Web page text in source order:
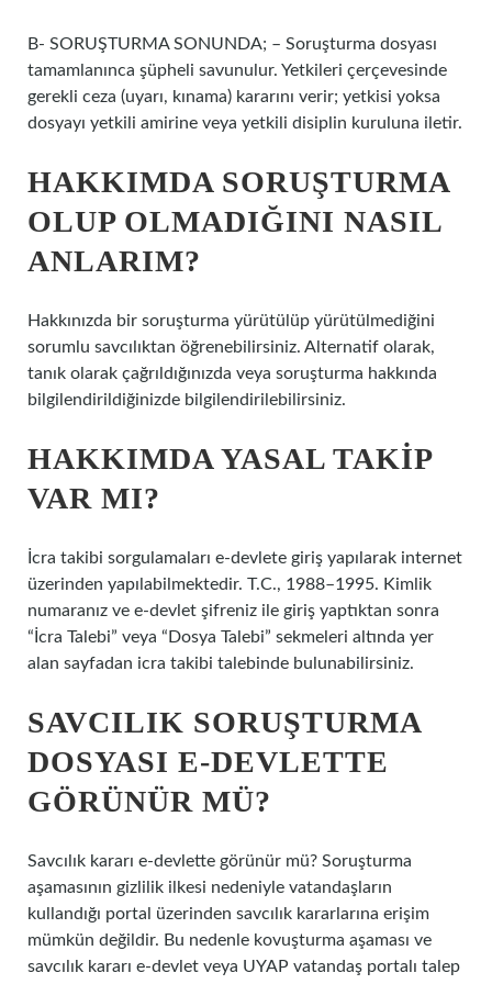
B- SORUŞTURMA SONUNDA; – Soruşturma dosyası
tamamlanınca şüpheli savunulur. Yetkileri çerçevesinde
gerekli ceza (uyarı, kınama) kararını verir; yetkisi yoksa
dosyayı yetkili amirine veya yetkili disiplin kuruluna iletir.
HAKKIMDA SORUŞTURMA
OLUP OLMADIĞINI NASIL
ANLARIM?
Hakkınızda bir soruşturma yürütülüp yürütülmediğini
sorumlu savcılıktan öğrenebilirsiniz. Alternatif olarak,
tanık olarak çağrıldığınızda veya soruşturma hakkında
bilgilendirildiğinizde bilgilendirilebilirsiniz.
HAKKIMDA YASAL TAKIP
VAR MI?
İcra takibi sorgulamaları e-devlete giriş yapılarak internet
üzerinden yapılabilmektedir. T.C., 1988–1995. Kimlik
numaranız ve e-devlet şifreniz ile giriş yaptıktan sonra
“İcra Talebi” veya “Dosya Talebi” sekmeleri altında yer
alan sayfadan icra takibi talebinde bulunabilirsiniz.
SAVCILIK SORUŞTURMA
DOSYASI E-DEVLETTE
GÖRÜNÜR MÜ?
Savcılık kararı e-devlette görünür mü? Soruşturma
aşamasının gizlilik ilkesi nedeniyle vatandaşların
kullandığı portal üzerinden savcılık kararlarına erişim
mümkün değildir. Bu nedenle kovuşturma aşaması ve
savcılık kararı e-devlet veya UYAP vatandaş portalı talep